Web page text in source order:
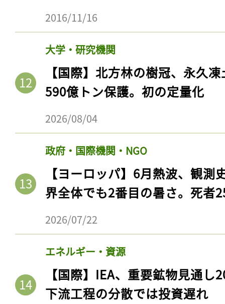
2016/11/16
大学・研究機関
【国際】北方林の樹冠、永久
590億トン保護。初の定量化
2026/08/04
政府・国際機関・NGO
【ヨーロッパ】6月熱波、観
界全体でも2番目の暑さ。死者
2026/07/22
エネルギー・資源
【国際】IEA、重要鉱物見通
下流工程の分散では投資遅れ
記事をお気に入りに
ログインが必
ログイン
会員登録